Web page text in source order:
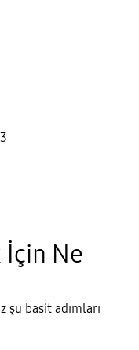
İçin Ne
şu basit adımları